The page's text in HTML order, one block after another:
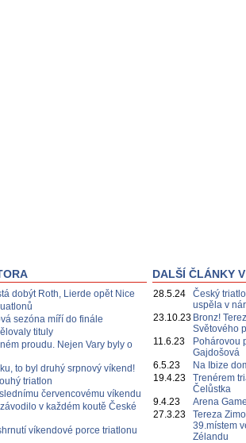
dobýt Roth, Lierde opět Nice
sezóna míří do finále
tituly
proudu. Nejen Vary byly o
to byl druhý srpnový víkend!
triatlon
červencovému víkendu
v každém koutě České
víkendové porce triatlonu
DALŠÍ ČLÁNKY
28.5.24
Český
uspěla v
23.10.23 Bronz!
Světového
11.6.23
Pohárovou
Gajdošová
6.5.23
Na Ibize
19.4.23
Trenérem
Čelůstka
9.4.23
Arena
27.3.23
Tereza
39.místem
Zélandu